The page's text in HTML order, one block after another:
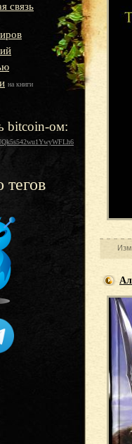
связь
на книги
bitcoin-ом:
тегов